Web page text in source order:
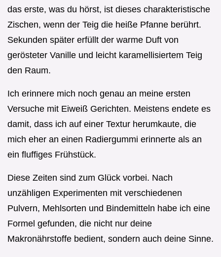
das erste, was du hörst, ist dieses charakteristische
Zischen, wenn der Teig die heiße Pfanne berührt.
Sekunden später erfüllt der warme Duft von
gerösteter Vanille und leicht karamellisiertem Teig
den Raum.
Ich erinnere mich noch genau an meine ersten
Versuche mit Eiweiß Gerichten. Meistens endete es
damit, dass ich auf einer Textur herumkaute, die
mich eher an einen Radiergummi erinnerte als an
ein fluffiges Frühstück.
Diese Zeiten sind zum Glück vorbei. Nach
unzähligen Experimenten mit verschiedenen
Pulvern, Mehlsorten und Bindemitteln habe ich eine
Formel gefunden, die nicht nur deine
Makronährstoffe bedient, sondern auch deine Sinne.